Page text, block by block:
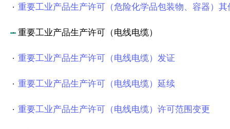
重要工业产品生产许可（危险化学品包装物、容器）
重要工业产品生产许可（电线电缆）
重要工业产品生产许可（电线电缆）发证
重要工业产品生产许可（电线电缆）延续
重要工业产品生产许可（电线电缆）许可范围变更